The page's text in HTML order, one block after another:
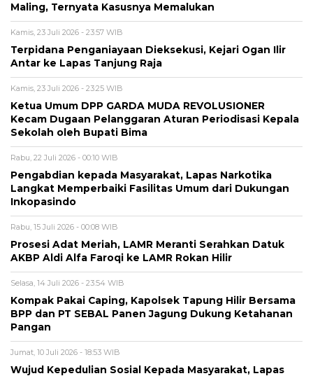
Maling, Ternyata Kasusnya Memalukan
Kamis, 23 Juli 2026 - 23:57 WIB
Terpidana Penganiayaan Dieksekusi, Kejari Ogan Ilir
Antar ke Lapas Tanjung Raja
Kamis, 23 Juli 2026 - 23:25 WIB
Ketua Umum DPP GARDA MUDA REVOLUSIONER
Kecam Dugaan Pelanggaran Aturan Periodisasi Kepala
Sekolah oleh Bupati Bima
Rabu, 22 Juli 2026 - 00:10 WIB
Pengabdian kepada Masyarakat, Lapas Narkotika
Langkat Memperbaiki Fasilitas Umum dari Dukungan
Inkopasindo
Rabu, 15 Juli 2026 - 00:08 WIB
Prosesi Adat Meriah, LAMR Meranti Serahkan Datuk
AKBP Aldi Alfa Faroqi ke LAMR Rokan Hilir
Selasa, 14 Juli 2026 - 23:54 WIB
Kompak Pakai Caping, Kapolsek Tapung Hilir Bersama
BPP dan PT SEBAL Panen Jagung Dukung Ketahanan
Pangan
Jumat, 10 Juli 2026 - 18:53 WIB
Wujud Kepedulian Sosial Kepada Masyarakat, Lapas